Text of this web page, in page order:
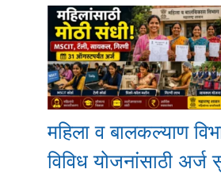
महिला व बालकल्याण
विविध योजनांसाठी